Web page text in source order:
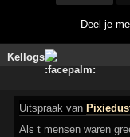
Deel je
Kellogs
Uitspraak van
Als t mensen waren